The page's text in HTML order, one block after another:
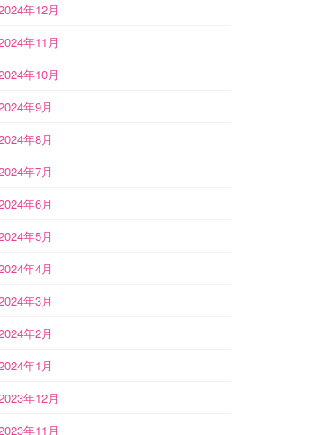
年12月
年11月
年10月
年9月
年8月
年7月
年6月
年5月
年4月
年3月
年2月
年1月
年12月
年11月